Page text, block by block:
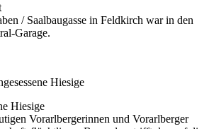
/ Saalbaugasse in Feldkirch war in den
Garage.
Hiesige
Vorarlbergerinnen und Vorarlberger